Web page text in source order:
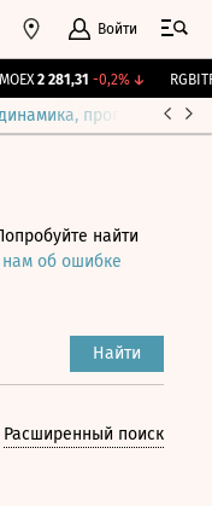
Войти
2 281,31 -0,2%↓ RGBITR
прогнозы
найти
об ошибке
Найти
Расширенный поиск